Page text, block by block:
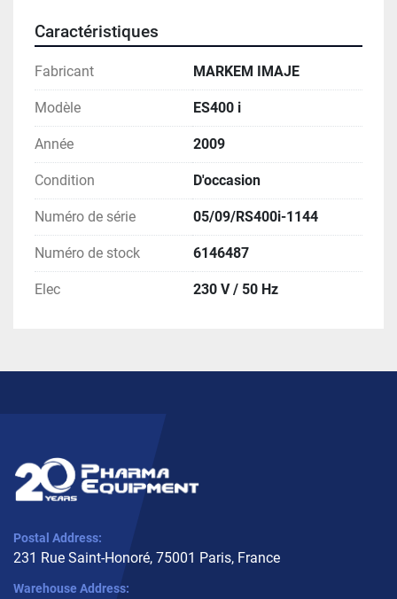
Caractéristiques
Fabricant MARKEM IMAJE
Modèle ES400 i
Année 2009
Condition D'occasion
Numéro de série 05/09/RS400i-1144
Numéro de stock 6146487
Elec 230 V / 50 Hz
Postal Address:
231 Rue Saint-Honoré, 75001 Paris, France
Warehouse Address: